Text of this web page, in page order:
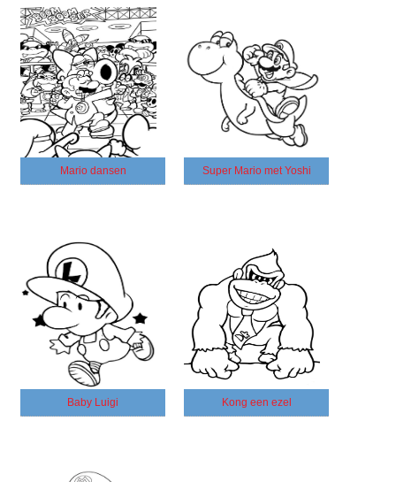
Mario dansen Super Mario met Yoshi
Baby Luigi Kong een ezel